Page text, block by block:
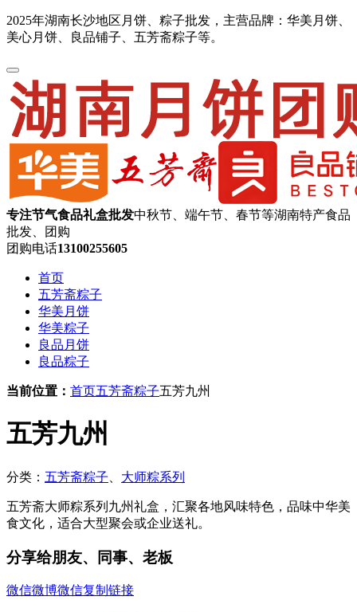
2025年湖南长沙地区月饼、粽子批发，主营品牌：华美月饼、
美心月饼、良品铺子、五芳斋粽子等。
专注节气食品礼盒批发中秋节、端午节、春节等湖南特产食品
批发、团购
团购电话13100255605
首页
五芳斋粽子
华美月饼
华美粽子
良品月饼
良品粽子
当前位置： 首页五芳斋粽子五芳九州
五芳九州
分类： 五芳斋粽子 大师粽系列
五芳斋大师粽系列九州礼盒，汇聚各地风味特色，品味中华美
食文化，适合大型聚会或企业送礼。
分享给朋友、同事、老板
微信微博微信复制链接